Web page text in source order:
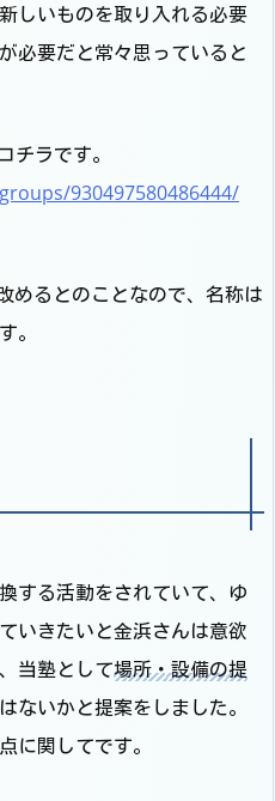
しいものを取り入れる必要
必要だと常々思っていると
チラです。
930497580486444/
めるとのことなので、名称は
。
する活動をされていて、ゆ
いきたいと金浜さんは意欲
当塾として場所・設備の提
ないかと提案をしました。
に関してです。